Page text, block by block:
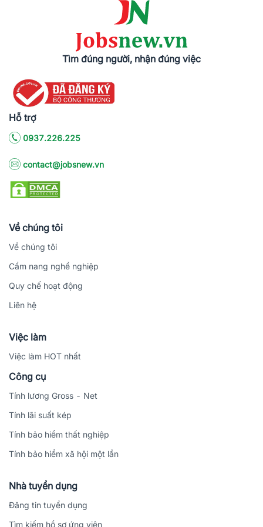
Tìm đúng người, nhận đúng việc
Hỗ trợ
0937.226.225
contact@jobsnew.vn
Về chúng tôi
Về chúng tôi
Cẩm nang nghề nghiệp
Quy chế hoạt động
Liên hệ
Việc làm
Việc làm HOT nhất
Công cụ
Tính lương Gross - Net
Tính lãi suất kép
Tính bảo hiểm thất nghiệp
Tính bảo hiểm xã hội một lần
Nhà tuyển dụng
Đăng tin tuyển dụng
Tìm kiếm hồ sơ ứng viên